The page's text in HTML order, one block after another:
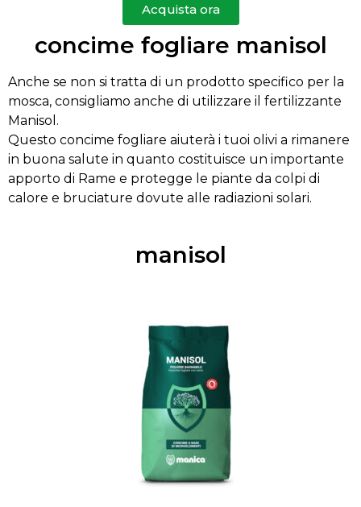
Acquista ora
concime fogliare manisol
Anche se non si tratta di un prodotto specifico per la
mosca, consigliamo anche di utilizzare il fertilizzante
Manisol.
Questo concime fogliare aiuterà i tuoi olivi a rimanere
in buona salute in quanto costituisce un importante
apporto di Rame e protegge le piante da colpi di
calore e bruciature dovute alle radiazioni solari.
manisol